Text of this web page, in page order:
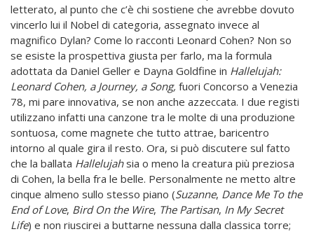
letterato, al punto che c’è chi sostiene che avrebbe dovuto
vincerlo lui il Nobel di categoria, assegnato invece al
magnifico Dylan? Come lo racconti Leonard Cohen? Non so
se esiste la prospettiva giusta per farlo, ma la formula
adottata da Daniel Geller e Dayna Goldfine in Hallelujah:
Leonard Cohen, a Journey, a Song, fuori Concorso a Venezia
78, mi pare innovativa, se non anche azzeccata. I due registi
utilizzano infatti una canzone tra le molte di una produzione
sontuosa, come magnete che tutto attrae, baricentro
intorno al quale gira il resto. Ora, si può discutere sul fatto
che la ballata Hallelujahsia o meno la creatura più preziosa
di Cohen, la bella fra le belle. Personalmente ne metto altre
cinque almeno sullo stesso piano (Suzanne, Dance Me To the
End of Love, Bird On the Wire, The Partisan, In My Secret
Life) e non riuscirei a buttarne nessuna dalla classica torre;